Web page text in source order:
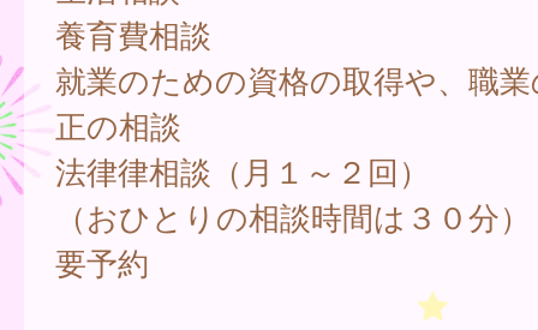
養育費相談
就業のための資格の取得や、職
正の相談
法律律相談（月１～２回）
（おひとりの相談時間は３０分）
要予約